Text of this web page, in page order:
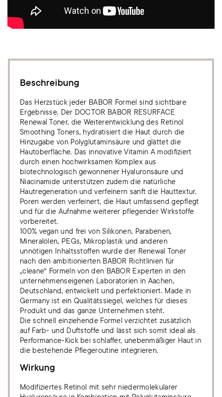
Beschreibung
Das Herzstück jeder BABOR Formel sind sichtbare
Ergebnisse. Der DOCTOR BABOR RESURFACE
Renewal Toner, die Weiterentwicklung des Retinol
Smoothing Toners, hydratisiert die Haut durch die
Hinzugabe von Polyglutaminsäure und glättet die
Hautoberfläche. Das innovative Vitamin A modifiziert
durch einen hochwirksamen Komplex aus
biotechnologisch gewonnener Hyaluronsäure und
Niacinamide unterstützen zudem die natürliche
Hautregeneration und verfeinern sanft die Hauttextur.
Poren werden verfeinert, die Haut umfassend gepflegt
und für die Aufnahme weiterer pflegender Wirkstoffe
vorbereitet.
100% vegan und frei von Silikonen, Parabenen,
Mineralölen, PEGs, Mikroplastik und anderen
unnötigen Inhaltsstoffen wurde der Renewal Toner
nach den ambitionierten BABOR Richtlinien für
„cleane“ Formeln von den BABOR Experten in den
unternehmenseigenen Laboratorien in Aachen,
Deutschland, entwickelt und perfektioniert. Made in
Germany ist ein Qualitätssiegel, welches für dieses
Produkt und das ganze Unternehmen steht.
Die schnell einziehende Formel verzichtet zusätzlich
auf Farb- und Duftstoffe und lässt sich somit ideal als
Performance-Kick bei schlaffer, unebenmäßiger Haut in
die bestehende Pflegeroutine integrieren.
Wirkung
Modifiziertes Retinol mit sehr niedermolekularer